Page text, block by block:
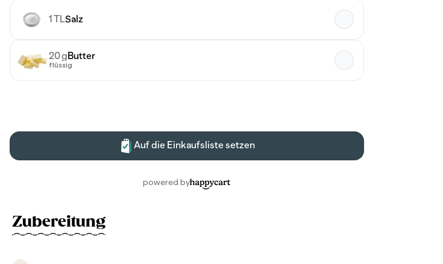
Zubereitung